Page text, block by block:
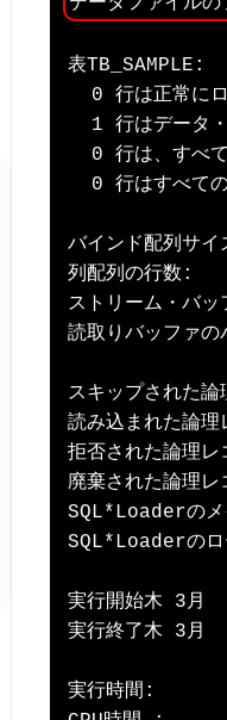
表TB_SAMPLE:
0 行は正常にロ
1 行はデータ・
0 行は、すべ
0 行はすべて
バインド配列サイ
列配列の行数:
ストリーム・バ
読取りバッファ
スキップされ
読み込まれた
拒否された論
廃棄された論
SQL*Loaderの
SQL*Loaderの
実行開始木 3
実行終了木 3
実行時間: